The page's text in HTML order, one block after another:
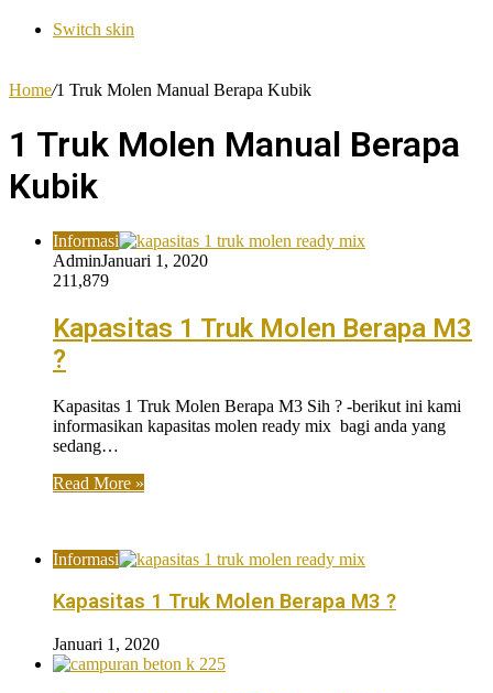
Switch skin
Home/1 Truk Molen Manual Berapa Kubik
1 Truk Molen Manual Berapa
Kubik
Informasi
AdminJanuari 1, 2020
211,879
Kapasitas 1 Truk Molen Berapa M3
?
Kapasitas 1 Truk Molen Berapa M3 Sih ? -berikut ini kami
informasikan kapasitas molen ready mix bagi anda yang
sedang…
Read More »
Informasi
Kapasitas 1 Truk Molen Berapa M3 ?
Januari 1, 2020